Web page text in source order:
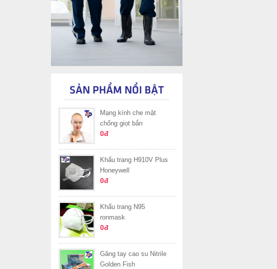
SẢN PHẨM NỔI BẬT
Mạng kính che mặt
chống giọt bắn
0đ
Khẩu trang H910V Plus
Honeywell
0đ
Khẩu trang N95
ronmask
0đ
Găng tay cao su Nitrile
Golden Fish